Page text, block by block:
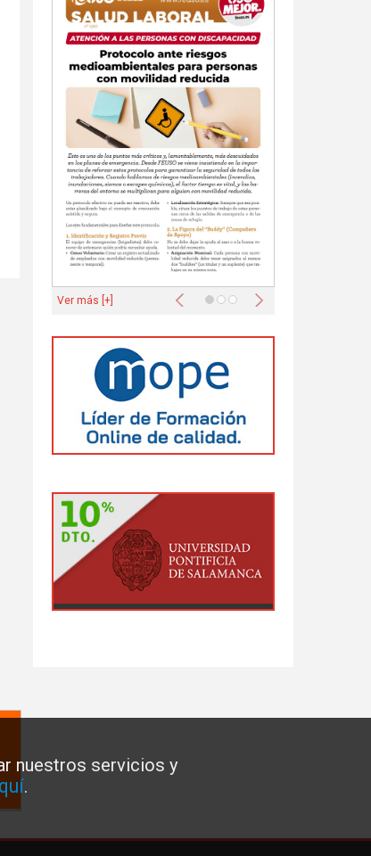
nuestros servicios y
.
Anterior Siguiente
Ver más [+]